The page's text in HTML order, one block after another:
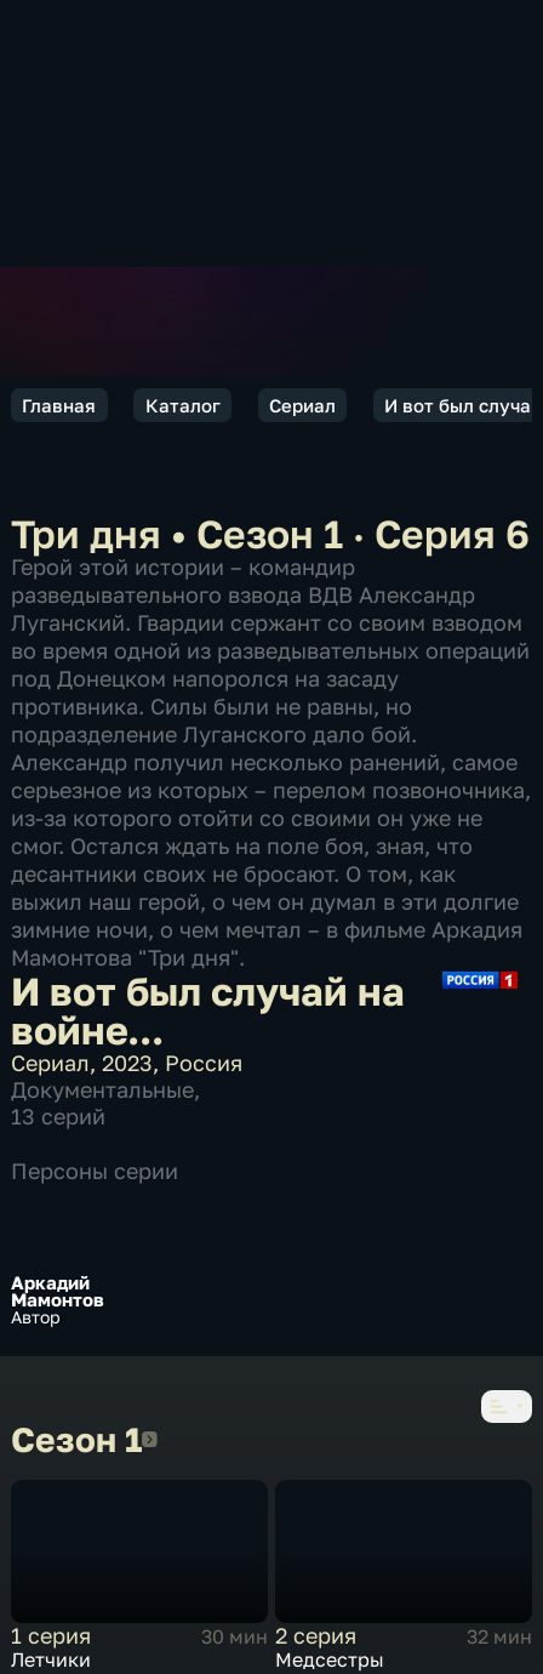
Главная Каталог Сериал И вот был
Три дня • Сезон 1 · Серия 6
Герой этой истории – командир
разведывательного взвода ВДВ Александр
Луганский. Гвардии сержант со своим взводом
во время одной из разведывательных операций
под Донецком напоролся на засаду
противника. Силы были не равны, но
подразделение Луганского дало бой.
Александр получил несколько ранений, самое
серьезное из которых – перелом позвоночника,
из-за которого отойти со своими он уже не
смог. Остался ждать на поле боя, зная, что
десантники своих не бросают. О том, как
выжил наш герой, о чем он думал в эти долгие
зимние ночи, о чем мечтал – в фильме Аркадия
Мамонтова "Три дня".
И вот был случай на
войне...
Сериал,2023, Россия
Документальные,
13 серий
Персоны серии
Аркадий
Мамонтов
Автор
Сезон 1Сезон 1
1 серия
30 мин
Летчики
2 серия
32 мин
Медсестры